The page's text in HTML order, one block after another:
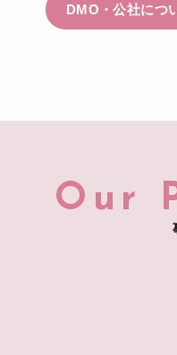
DMO・公社につ
Our